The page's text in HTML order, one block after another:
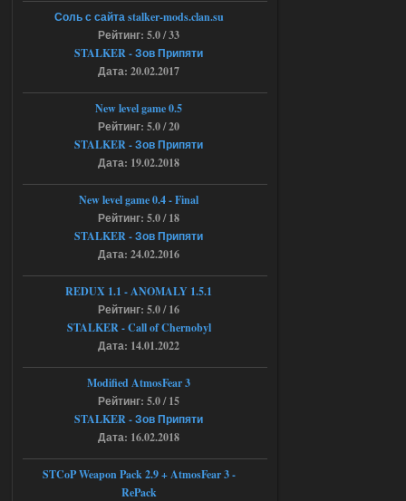
6a53045b746b6f2d80812029a
3/?r=plemwd
Ответить ➤
04.08.2026
Объединенный Пак 2 + OGSR +
STCoP WP 3.4
Stalker-Mods-Clan-su
Доступно только для пользователей
04.08.2026
Объединенный Пак 2 + OGSR +
STCoP WP 3.4
andreyforest1993
там есть опция расшириные
анимации нпс, я поставил
галочку но толку ноль, ни каких
анимаций нет, может это что-то другое,
не известно, больше нет ни каких таких
кнопок по поводу анимаций
Последний рассвет - Эпизод 1
Stalker-Mods-Clan-su
Соль с сайта stalker-mods.clan.su
Рейтинг: 5.0 / 33
STALKER - Зов Припяти
Дата: 20.02.2017
New level game 0.5
Рейтинг: 5.0 / 20
STALKER - Зов Припяти
Дата: 19.02.2018
New level game 0.4 - Final
Рейтинг: 5.0 / 18
STALKER - Зов Припяти
Дата: 24.02.2016
REDUX 1.1​​​​​​​ - ANOMALY 1.5.1
Рейтинг: 5.0 / 16
STALKER - Call of Chernobyl
Дата: 14.01.2022
Modified AtmosFear 3
Рейтинг: 5.0 / 15
STALKER - Зов Припяти
Дата: 16.02.2018
STCoP Weapon Pack 2.9 + AtmosFear 3 -
RePack